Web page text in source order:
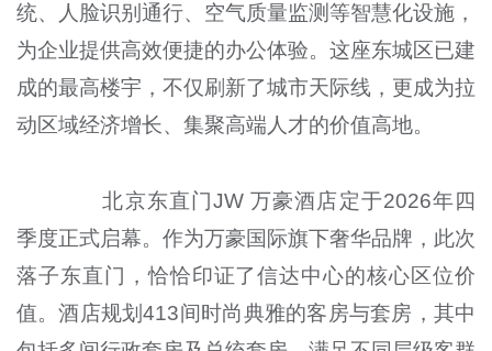
统、人脸识别通行、空气质量监测等智慧化设施，
为企业提供高效便捷的办公体验。这座东城区已建
成的最高楼宇，不仅刷新了城市天际线，更成为拉
动区域经济增长、集聚高端人才的价值高地。
北京东直门JW 万豪酒店定于2026年四
季度正式启幕。作为万豪国际旗下奢华品牌，此次
落子东直门，恰恰印证了信达中心的核心区位价
值。酒店规划413间时尚典雅的客房与套房，其中